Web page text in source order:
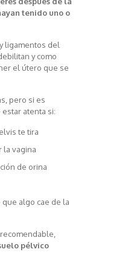
tenido uno o
ligamentos del
y como
el útero que se
pero si es
atenta si:
te tira
la vagina
de orina
algo cae de la
pélvico